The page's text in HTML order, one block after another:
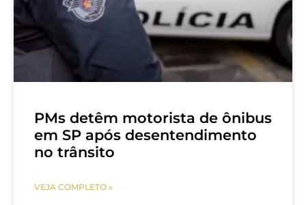
PMs detêm motorista de ônibus
em SP após desentendimento
no trânsito
VEJA COMPLETO »